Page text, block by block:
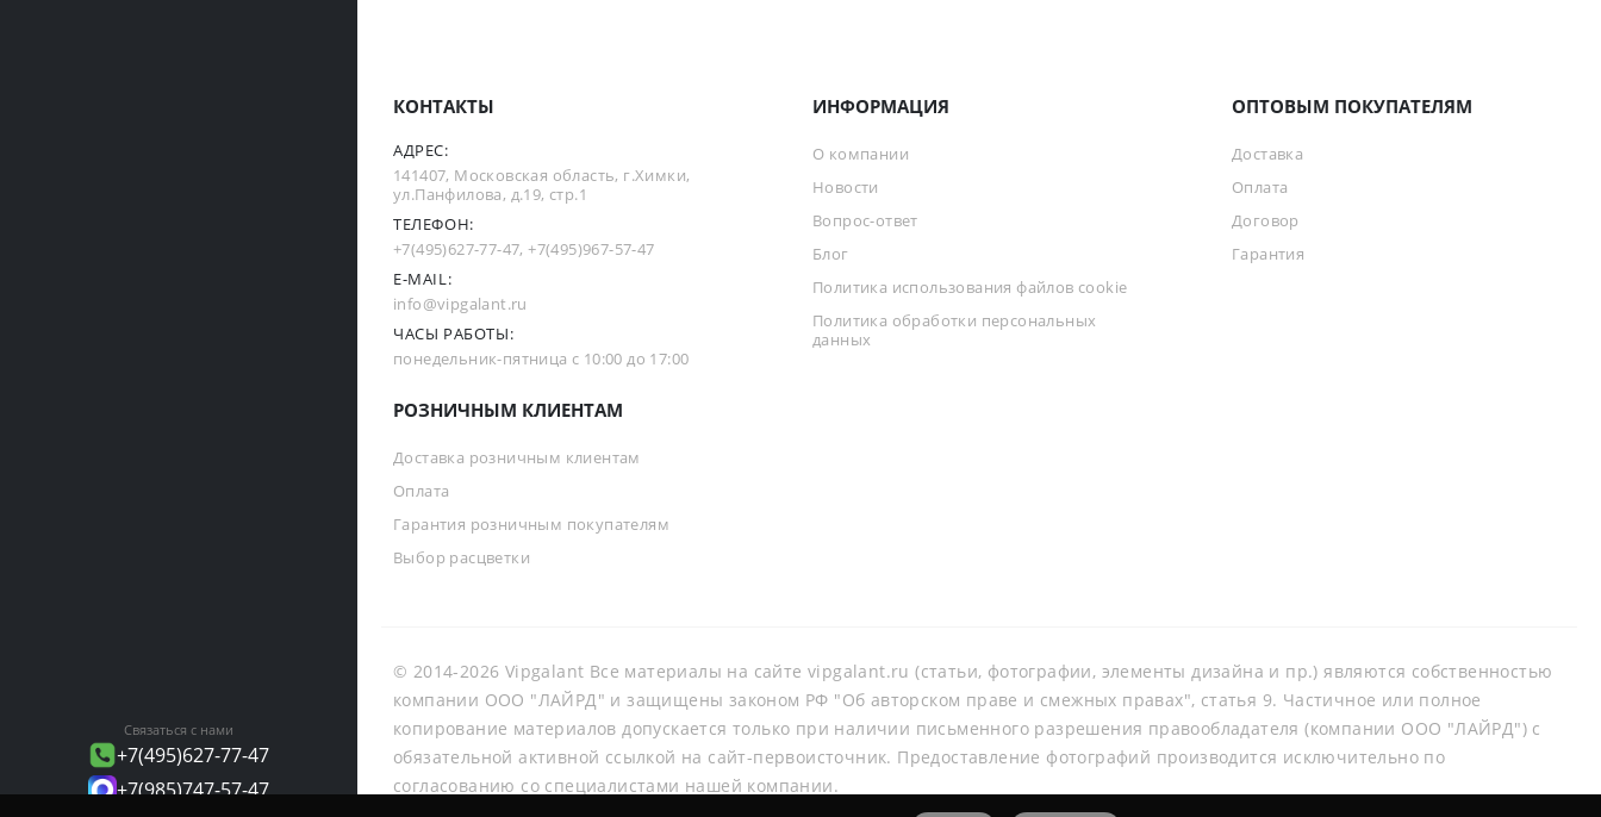
Связаться с нами
+7(495)627-77-47
+7(985)747-57-47
КОНТАКТЫ
АДРЕС:
141407, Московская область, г.Химки,
ул.Панфилова, д.19, стр.1
ТЕЛЕФОН:
+7(495)627-77-47,+7(495)967-57-47
E-MAIL:
info@vipgalant.ru
ЧАСЫ РАБОТЫ:
понедельник-пятница с 10:00 до 17:00
ИНФОРМАЦИЯ
О компании
Новости
Вопрос-ответ
Блог
Политика использования файлов cookie
Политика обработки персональных
данных
ОПТОВЫМ ПОКУПАТЕЛЯМ
Доставка
Оплата
Договор
Гарантия
РОЗНИЧНЫМ КЛИЕНТАМ
Доставка розничным клиентам
Оплата
Гарантия розничным покупателям
Выбор расцветки
© 2014-2026 Vipgalant Все материалы на сайте vipgalant.ru (статьи, фотографии, элементы дизайна и пр.) являются собственностью
компании ООО "ЛАЙРД" и защищены законом РФ "Об авторском праве и смежных правах", статья 9. Частичное или полное
копирование материалов допускается только при наличии письменного разрешения правообладателя (компании ООО "ЛАЙРД") с
обязательной активной ссылкой на сайт-первоисточник. Предоставление фотографий производится исключительно по
согласованию со специалистами нашей компании.